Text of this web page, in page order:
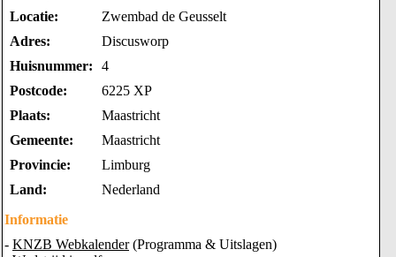
Locatie:
Zwembad de Geusselt
Adres:
Discusworp
Huisnummer:
4
Postcode:
6225 XP
Plaats:
Maastricht
Gemeente:
Maastricht
Provincie:
Limburg
Land:
Nederland
Informatie
- KNZB Webkalender(Programma & Uitslagen)